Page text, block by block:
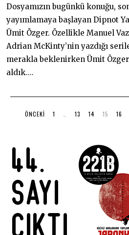
2
0
Dosyamızın bugünkü konuğu,
yayımlamaya başlayan Dipnot
Ümit Özger. Özellikle Manuel
Adrian McKinty’nin yazdığı
merakla beklenirken Ümit
aldık.…
ÖNCEKI 1 13 14 15 16